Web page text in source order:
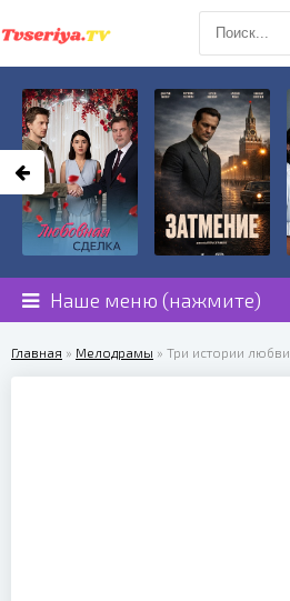
Наше меню (нажмите)
Главная » Мелодрамы » Три истории любви